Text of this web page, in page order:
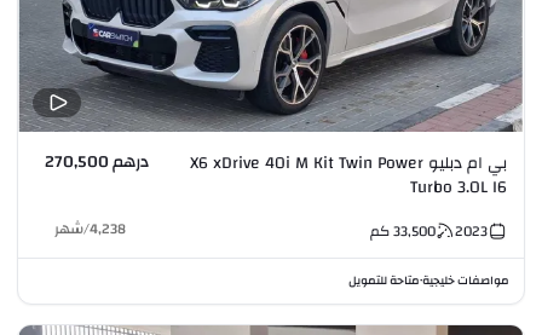
بي ام دبليو X6 xDrive 40i M Kit Twin Power
Turbo 3.0L I6
درهم 270,500
2023
33,500كم 4,238
/شهر
مواصفات خليجية•متاحة للتمويل